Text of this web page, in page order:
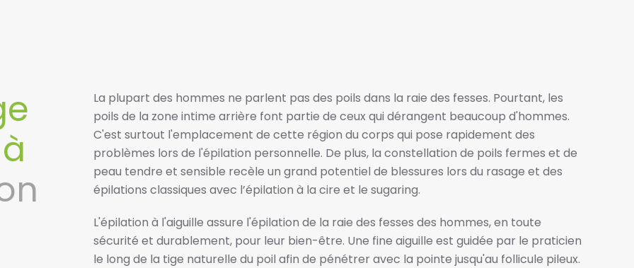
La plupart des hommes ne parlent pas des poils dans la raie des fesses. Pourtant, les
poils de la zone intime arrière font partie de ceux qui dérangent beaucoup d'hommes.
C'est surtout l'emplacement de cette région du corps qui pose rapidement des
problèmes lors de l'épilation personnelle. De plus, la constellation de poils fermes et de
peau tendre et sensible recèle un grand potentiel de blessures lors du rasage et des
épilations classiques avec l’épilation à la cire et le sugaring.
L'épilation à l'aiguille assure l'épilation de la raie des fesses des hommes, en toute
sécurité et durablement, pour leur bien-être. Une fine aiguille est guidée par le praticien
le long de la tige naturelle du poil afin de pénétrer avec la pointe jusqu'au follicule pileux.